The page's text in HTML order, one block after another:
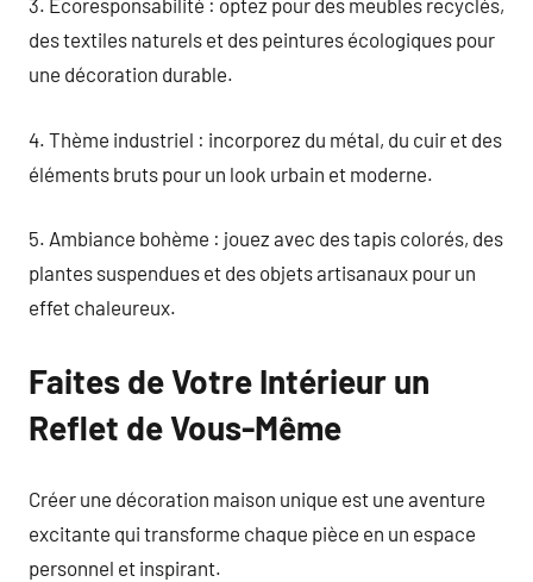
3. Écoresponsabilité : optez pour des meubles recyclés,
des textiles naturels et des peintures écologiques pour
une décoration durable.
4. Thème industriel : incorporez du métal, du cuir et des
éléments bruts pour un look urbain et moderne.
5. Ambiance bohème : jouez avec des tapis colorés, des
plantes suspendues et des objets artisanaux pour un
effet chaleureux.
Faites de Votre Intérieur un
Reflet de Vous-Même
Créer une décoration maison unique est une aventure
excitante qui transforme chaque pièce en un espace
personnel et inspirant.